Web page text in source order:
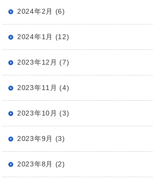
2024年2月 (6)
2024年1月 (12)
2023年12月 (7)
2023年11月 (4)
2023年10月 (3)
2023年9月 (3)
2023年8月 (2)